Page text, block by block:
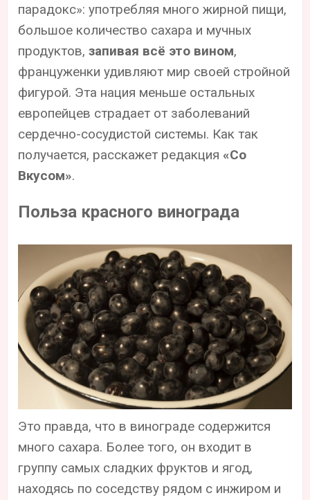
парадокс»: употребляя много жирной пищи,
большое количество сахара и мучных
продуктов,запивая всё это вином,
француженки удивляют мир своей стройной
фигурой. Эта нация меньше остальных
европейцев страдает от заболеваний
сердечно-сосудистой системы. Как так
получается, расскажет редакция «Со
Вкусом».
Польза красного винограда
Это правда, что в винограде содержится
много сахара. Более того, он входит в
группу самых сладких фруктов и ягод,
находясь по соседству рядом с инжиром и